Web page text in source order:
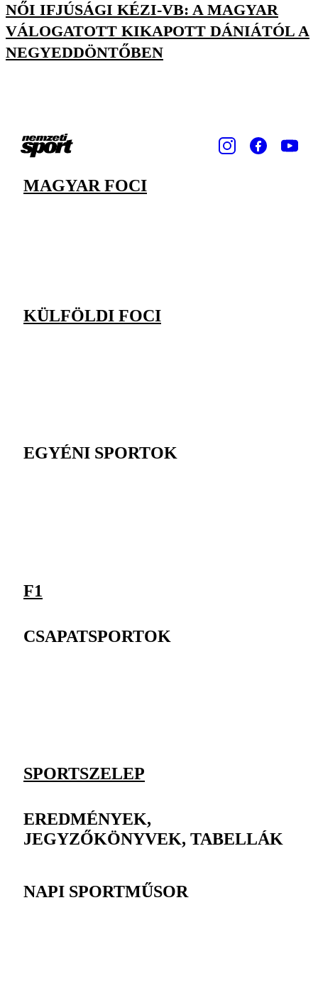
NŐI IFJÚSÁGI KÉZI-VB: A MAGYAR
VÁLOGATOTT KIKAPOTT DÁNIÁTÓL A
NEGYEDDÖNTŐBEN
MAGYAR FOCI
KÜLFÖLDI FOCI
EGYÉNI SPORTOK
F1
CSAPATSPORTOK
SPORTSZELEP
EREDMÉNYEK,
JEGYZŐKÖNYVEK, TABELLÁK
NAPI SPORTMŰSOR